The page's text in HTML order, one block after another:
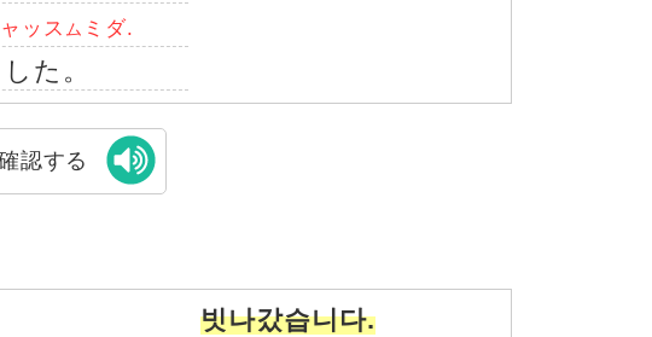
ッス ム ミダ.
た。
認する
빗나갔습니다.